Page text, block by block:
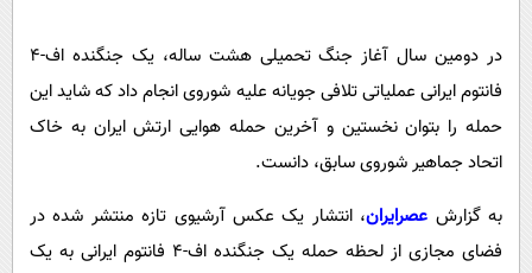
سرگرمی
فناوری
گوناگون
محیط زیست
سلامت
روانشناسی
آشپزی
دانلود
در دومین سال آغاز جنگ تحمیلی هشت ساله، یک جنگنده اف-4
فانتوم ایرانی عملیاتی تلافی جویانه علیه شوروی انجام داد که شاید این
حمله را بتوان نخستین و آخرین حمله هوایی ارتش ایران به خاک
اتحاد جماهیر شوروی سابق، دانست.
به گزارش عصرایران، انتشار یک عکس آرشیوی تازه منتشر شده در
فضای مجازی از لحظه حمله یک جنگنده اف-4 فانتوم ایرانی به یک